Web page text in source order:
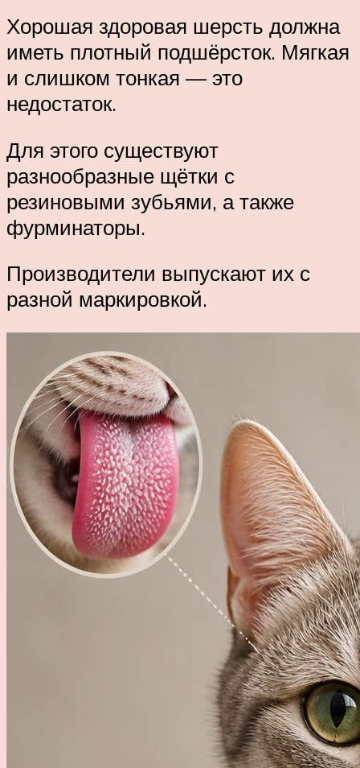
Хорошая здоровая шерсть должна
иметь плотный подшёрсток. Мягкая
и слишком тонкая — это
недостаток.
Для этого существуют
разнообразные щётки с
резиновыми зубьями, а также
фурминаторы.
Производители выпускают их с
разной маркировкой.